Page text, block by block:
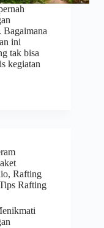
Bagaimana
ini
tak bisa
kegiatan
, Rafting
Rafting